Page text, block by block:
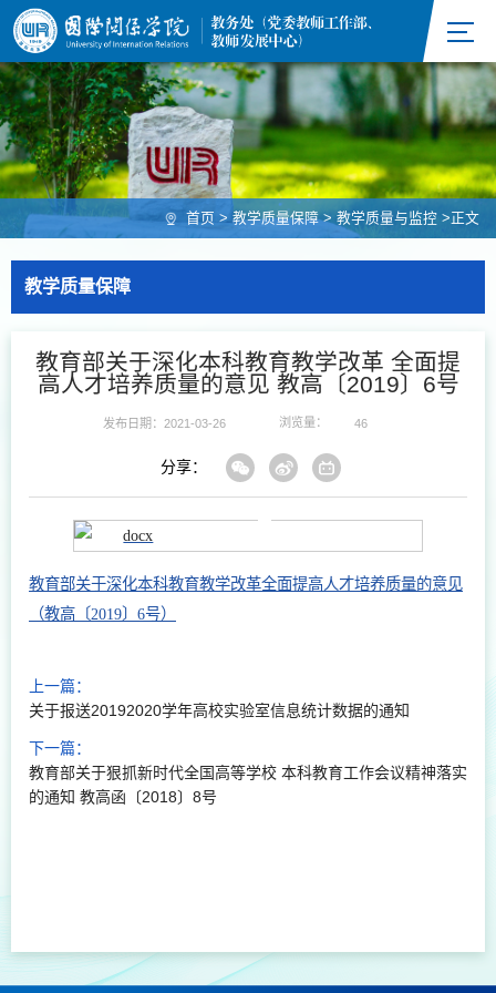
首页 > 教学质量保障 > 教学质量与监控 >正文
教学质量保障
教育部关于深化本科教育教学改革 全面提
高人才培养质量的意见 教高〔2019〕6号
发布日期：2021-03-26 浏览量： 46
分享：
教育部关于深化本科教育教学改革全面提高人才培养质量的意见
（教高〔2019〕6号）
上一篇：
关于报送20192020学年高校实验室信息统计数据的通知
下一篇：
教育部关于狠抓新时代全国高等学校 本科教育工作会议精神落实
的通知 教高函〔2018〕8号